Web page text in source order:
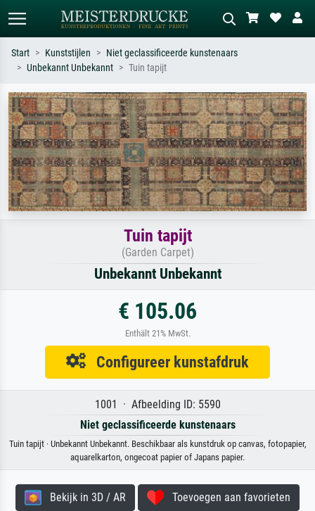
Zoek op kunstenaar, titel of stijl – bijv.
Monet, Sterrennacht, impressionisme,
Hokusai-golf, naakt.
Beschrijf de scène – bijv. groene
weide, abstract met veel rood, donker
olieverfschilderij, staand naakt naast
een boom.
Start Kunststijlen
Niet geclassificeerde kunstenaars
Unbekannt Unbekannt
Tuin tapijt
Tuin tapijt
(Garden Carpet)
Unbekannt Unbekannt
€ 105.06
Enthält 21% MwSt.
Configureer kunstafdruk
1001 · Afbeelding ID: 5590
Niet geclassificeerde kunstenaars
Tuin tapijt · Unbekannt Unbekannt. Beschikbaar als kunstdruk op canvas, fotopapier,
aquarelkarton, ongecoat papier of Japans papier.
Bekijk in 3D / AR Toevoegen aan favorieten